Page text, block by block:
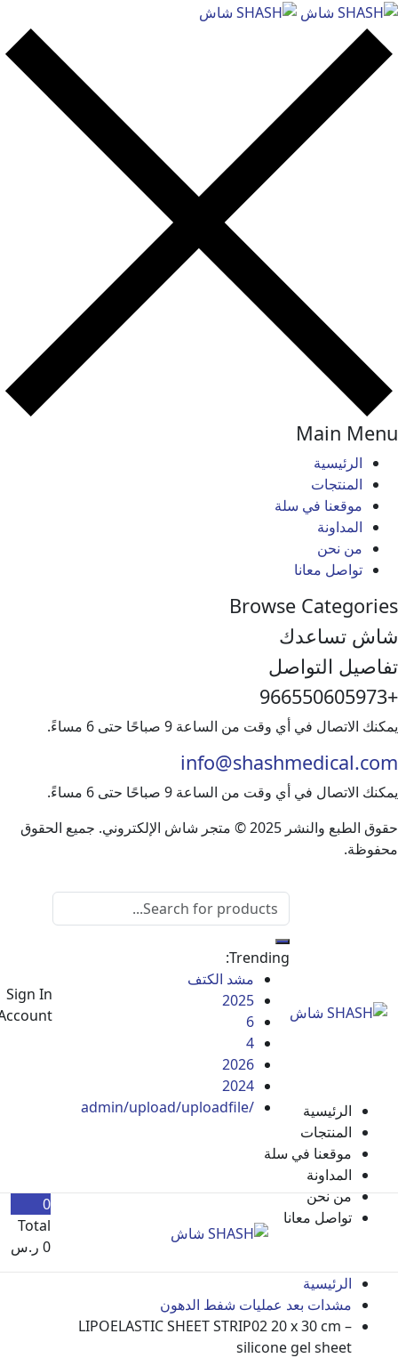
Main
في سلة
نحن
معانا
Browse
التواصل
في أي وقت من الساعة 9 صباحًا حتى 6 مساءً.
في أي وقت من الساعة 9 صباحًا حتى 6 مساءً.
حقوق الطبع والنشر 2025 © متجر شاش الإلكتروني. جميع الحقوق
Trending:
مشد الكتف
2025
6
2026
2024
Sign In
Account
0
Total
0 ر.س
الرئيسية
المنتجات
موقعنا في سلة
المداونة
من نحن
تواصل معانا
الرئيسية
مشدات بعد عمليات شفط الدهون
LIPOELASTIC SHEET STRIP02 20 x 30 cm –
silicone gel sheet